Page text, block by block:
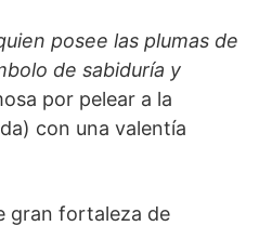
posee las plumas de
de sabiduría y
por pelear a la
con una valentía
gran fortaleza de